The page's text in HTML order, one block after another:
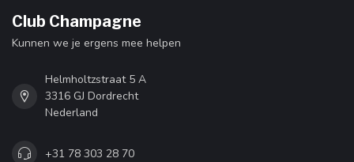
Club Champagne
Kunnen we je ergens mee helpen
Helmholtzstraat 5 A
3316 GJ Dordrecht
Nederland
+31 78 303 28 70